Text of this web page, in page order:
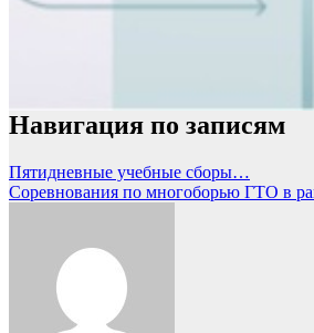
Навигация по записям
Пятидневные учебные сборы…
Соревнования по многоборью ГТО в